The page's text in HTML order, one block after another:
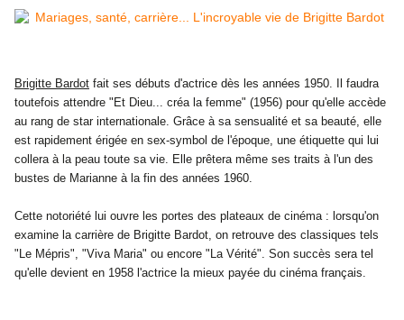
Brigitte Bardot fait ses débuts d'actrice dès les années 1950. Il faudra
toutefois attendre "Et Dieu... créa la femme" (1956) pour qu'elle accède
au rang de star internationale. Grâce à sa sensualité et sa beauté, elle
est rapidement érigée en sex-symbol de l'époque, une étiquette qui lui
collera à la peau toute sa vie. Elle prêtera même ses traits à l'un des
bustes de Marianne à la fin des années 1960.
Cette notoriété lui ouvre les portes des plateaux de cinéma : lorsqu'on
examine la carrière de Brigitte Bardot, on retrouve des classiques tels
"Le Mépris", "Viva Maria" ou encore "La Vérité". Son succès sera tel
qu'elle devient en 1958 l'actrice la mieux payée du cinéma français.